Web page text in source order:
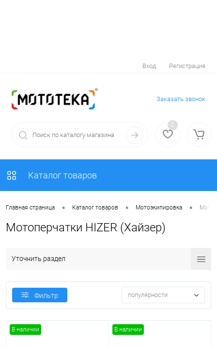
Вход Регистрация
Заказать звонок
0
Каталог товаров
Главная страница • Каталог товаров • Мотоэкипировка •
Мотоперчатки HIZER (Хайзер)
Уточнить раздел
Фильтр популярности
В наличии В наличии